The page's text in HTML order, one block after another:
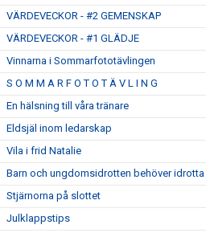
VÄRDEVECKOR - #2 GEMENSKAP
VÄRDEVECKOR - #1 GLÄDJE
Vinnarna i Sommarfototävlingen
S O M M A R F O T O T Ä V L I N G
En hälsning till våra tränare
Eldsjäl inom ledarskap
Vila i frid Natalie
Barn och ungdomsidrotten behöver
Stjärnorna på slottet
Julklappstips